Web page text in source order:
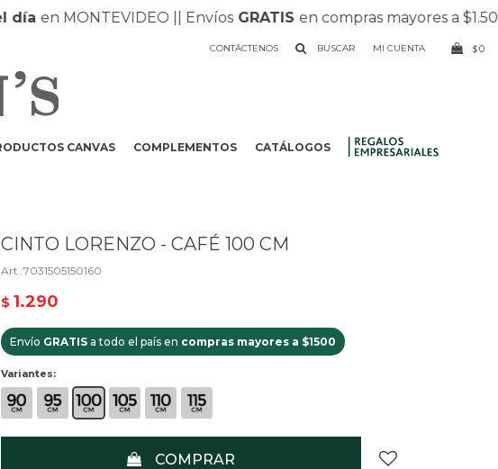
en MONTEVIDEO || EnvíosGRATISen compras mayores a $1.500 ||
CANVAS COMPLEMENTOS CATÁLOGOS
CONTÁCTENOS $0
CINTO LORENZO - CAFÉ 100 CM
7031505150160
$ 1.290
Envío GRATIS a todo el país en compras mayores a $1500
Variantes:
COMPRAR